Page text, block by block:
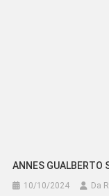
ANNES GUALBERTO
10/10/2024 Da